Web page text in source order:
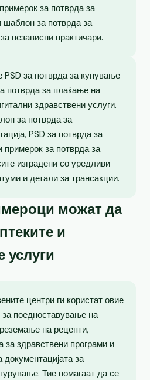
за потврда за
шаблон за потврда за
независни практичари.
PSD за потврда за купување
потврда за плаќање на
здравствени услуги.
за потврда за
PSD за потврда за
за потврда за
изградени со уредливи
и детали за трансакции.
можат да
и
услуги
центри ги користат овие
поедноставување на
на рецепти,
здравствени програми и
за
Тие помагаат да се